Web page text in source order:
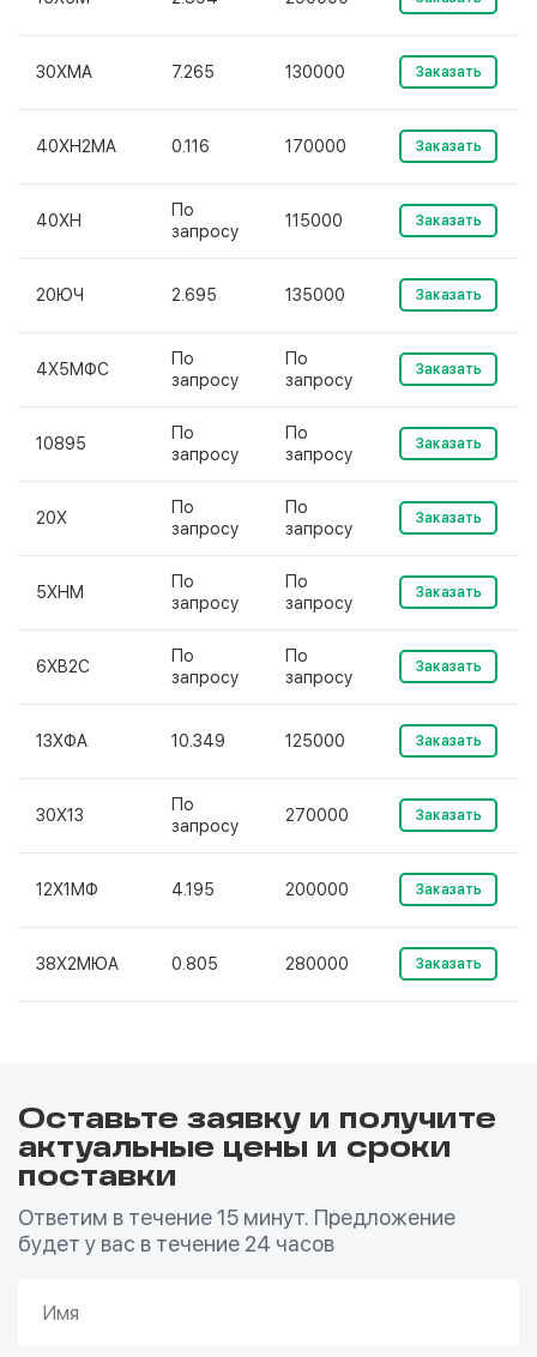
30ХМА 7.265 130000 Заказать
40ХН2МА 0.116 170000 Заказать
40ХН
По
запросу
115000 Заказать
20ЮЧ 2.695 135000 Заказать
4Х5МФС
По
запросу
По
запросу
Заказать
10895
По
запросу
По
запросу
Заказать
20Х
По
запросу
По
запросу
Заказать
5ХНМ
По
запросу
По
запросу
Заказать
6ХВ2С
По
запросу
По
запросу
Заказать
13ХФА 10.349 125000 Заказать
30Х13
По
запросу
270000 Заказать
12Х1МФ 4.195 200000 Заказать
38Х2МЮА 0.805 280000 Заказать
Оставьте заявку и получите
актуальные цены и сроки
поставки
Ответим в течение 15 минут. Предложение
будет у вас в течение 24 часов